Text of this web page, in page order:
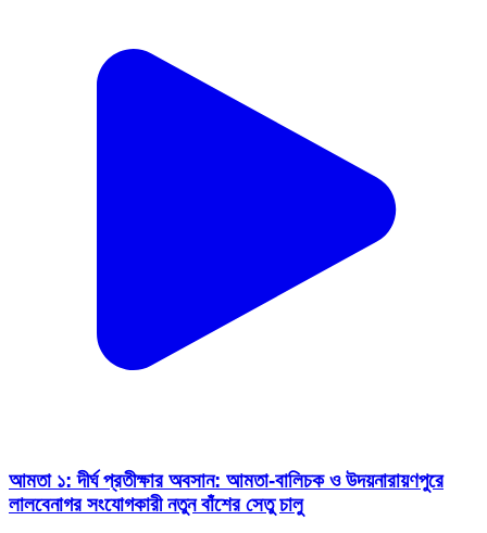
আমতা ১: দীর্ঘ প্রতীক্ষার অবসান: আমতা-বালিচক ও উদয়নারায়ণপুরে
লালবেনাগর সংযোগকারী নতুন বাঁশের সেতু চালু